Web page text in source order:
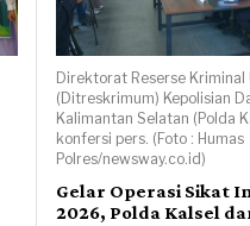
Direktorat Reserse Kriminal
(Ditreskrimum) Kepolisian
Kalimantan Selatan (Polda
konfersi pers. (Foto : Humas
Polres/newsway.co.id)
Gelar Operasi Sikat
2026, Polda Kalsel